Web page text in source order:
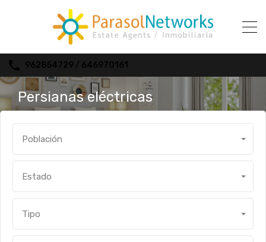
962854729 / 646970161
Persianas eléctricas
Población
Estado
Tipo